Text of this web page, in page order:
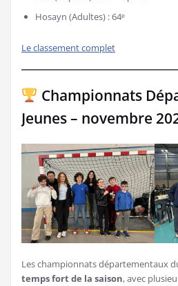
Hosayn (Adultes) : 64ᵉ
Le classement complet
Championnats
Jeunes – novembre
Les championnats départementaux
temps fort de la saison, avec